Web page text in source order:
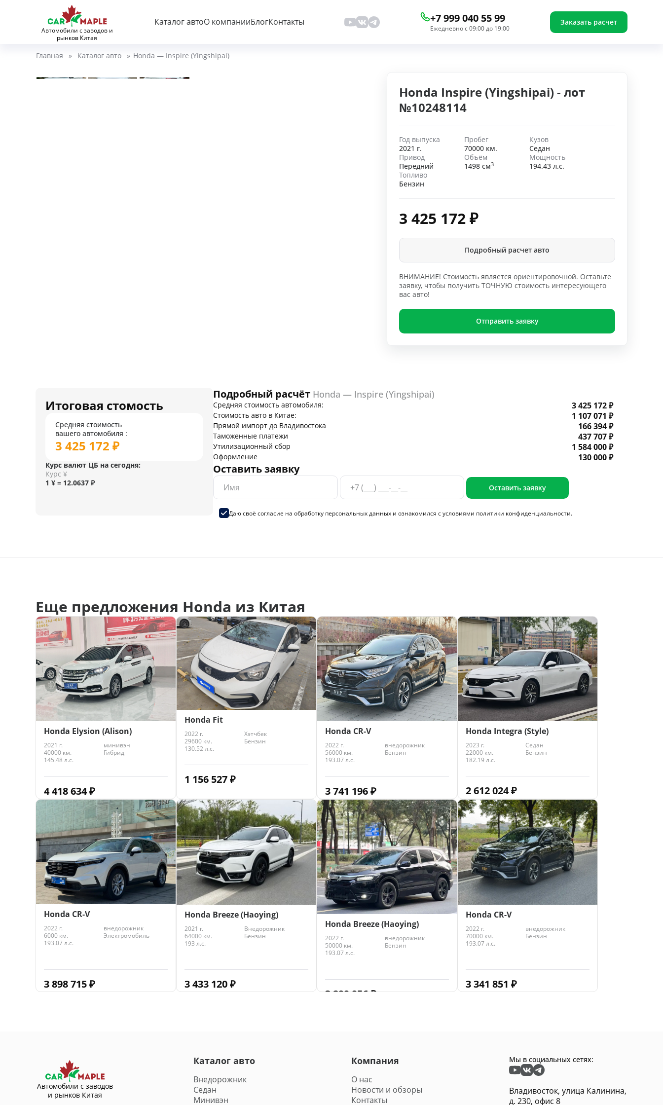
Автомобили с заводов и
рынков Китая
Каталог автоО компанииБлогКонтакты +7 999 040 55 99
Ежедневно с 09:00 до 19:00
Заказать расчет
Главная » Каталог авто » Honda — Inspire (Yingshipai)
Honda Inspire (Yingshipai) - лот
№10248114
Год выпуска
2021 г.
Пробег
70000 км.
Кузов
Седан
Привод
Передний
Объём
1498 см3
Мощность
194.43 л.с.
Топливо
Бензин
3 425 172₽
Подробный расчет авто
ВНИМАНИЕ! Стоимость является ориентировочной. Оставьте
заявку, чтобы получить ТОЧНУЮ стоимость интересующего
вас авто!
Отправить заявку
Итоговая стомость
Средняя стоимость
вашего автомобиля :
3 425 172 ₽
Курс валют ЦБ на сегодня:
Курс ¥
1 ¥ = 12.0637 ₽
Подробный расчёт Honda — Inspire (Yingshipai)
Средняя стоимость автомобиля: 3 425 172 ₽
Стоимость авто в Китае: 1 107 071 ₽
Прямой импорт до Владивостока 166 394 ₽
Таможенные платежи 437 707 ₽
Утилизационный сбор 1 584 000 ₽
Оформление 130 000 ₽
Оставить заявку
Оставить заявку
Даю своё согласие на обработку персональных данных и ознакомился с условиями политики конфиденциальности.
Еще предложения Honda из Китая
Honda Elysion (Alison)
2021 г.
минивэн
40000 км.
Гибрид
145.48 л.с.
4 418 634₽
Honda Fit
2022 г.
Хэтчбек
29600 км.
Бензин
130.52 л.с.
1 156 527₽
Honda CR-V
2022 г.
внедорожник
56000 км.
Бензин
193.07 л.с.
3 741 196₽
Honda Integra (Style)
2023 г.
Седан
22000 км.
Бензин
182.19 л.с.
2 612 024₽
Honda CR-V
2022 г.
внедорожник
6000 км.
Электромобиль
193.07 л.с.
3 898 715₽
Honda Breeze (Haoying)
2021 г.
Внедорожник
64000 км.
Бензин
193 л.с.
3 433 120₽
Honda Breeze (Haoying)
2022 г.
внедорожник
50000 км.
Бензин
193.07 л.с.
3 299 956₽
Honda CR-V
2022 г.
внедорожник
70000 км.
Бензин
193.07 л.с.
3 341 851 ₽
Автомобили с заводов
и рынков Китая
Каталог авто
Внедорожник
Седан
Минивэн
Компания
О нас
Новости и обзоры
Контакты
Мы в социальных сетях:
Владивосток, улица Калинина,
д. 230, офис 8